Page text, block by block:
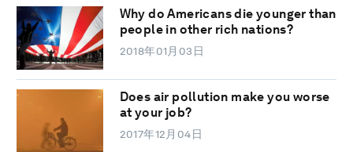
Why do Americans die younger than
people in other rich nations?
2018年01月03日
Does air pollution make you worse
at your job?
2017年12月04日